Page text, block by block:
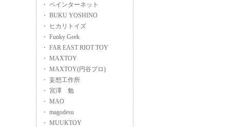
・ ペインターネット
・ BUKU YOSHINO
・ ヒカリトイズ
・ Funky Geek
・ FAR EAST RIOT TOY
・ MAXTOY
・ MAXTOY(円谷プロ)
・ 妄想工作所
・ 宮澤 勉
・ MAO
・ magodesu
・ MUUKTOY